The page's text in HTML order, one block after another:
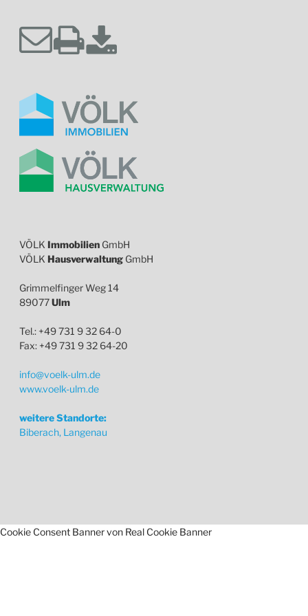
VÖLK Immobilien GmbH
VÖLK Hausverwaltung GmbH
Grimmelfinger Weg 14
89077Ulm
Tel.: +49 731 9 32 64-0
Fax: +49 731 9 32 64-20
info@voelk-ulm.de
www.voelk-ulm.de
weitere Standorte:
Biberach, Langenau
Cookie Consent Banner von Real Cookie Banner